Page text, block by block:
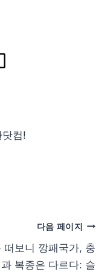
컴!
다음 페이지
떠보니 깡패국가, 충
복종은 다르다: 슬